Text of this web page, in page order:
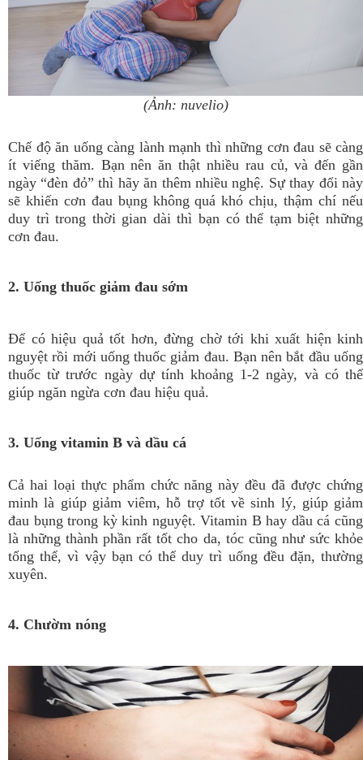
(Ảnh: nuvelio)
Chế độ ăn uống càng lành mạnh thì những cơn đau sẽ càng
ít viếng thăm. Bạn nên ăn thật nhiều rau củ, và đến gần
ngày “đèn đỏ” thì hãy ăn thêm nhiều nghệ. Sự thay đổi này
sẽ khiến cơn đau bụng không quá khó chịu, thậm chí nếu
duy trì trong thời gian dài thì bạn có thể tạm biệt những
cơn đau.
2. Uống thuốc giảm đau sớm
Để có hiệu quả tốt hơn, đừng chờ tới khi xuất hiện kinh
nguyệt rồi mới uống thuốc giảm đau. Bạn nên bắt đầu uống
thuốc từ trước ngày dự tính khoảng 1-2 ngày, và có thể
giúp ngăn ngừa cơn đau hiệu quả.
3. Uống vitamin B và dầu cá
Cả hai loại thực phẩm chức năng này đều đã được chứng
minh là giúp giảm viêm, hỗ trợ tốt về sinh lý, giúp giảm
đau bụng trong kỳ kinh nguyệt. Vitamin B hay dầu cá cũng
là những thành phần rất tốt cho da, tóc cũng như sức khỏe
tổng thể, vì vậy bạn có thể duy trì uống đều đặn, thường
xuyên.
4. Chườm nóng